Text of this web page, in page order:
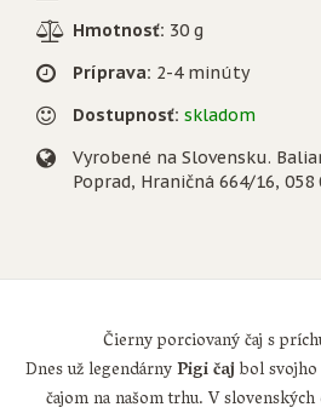
Hmotnosť: 30 g
Príprava: 2-4 minúty
Dostupnosť: skladom
Vyrobené na Slovensku.
Poprad, Hraničná 664/16, 058
Čierny porciovaný čaj s
Dnes už legendárnyPigi čajbol
čajom na našom trhu. V